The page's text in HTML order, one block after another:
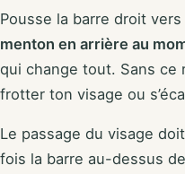
Pousse la barre droit
menton en arrière au
qui change tout. Sans ce
frotter ton visage ou
Le passage du visage
fois la barre au-dessus